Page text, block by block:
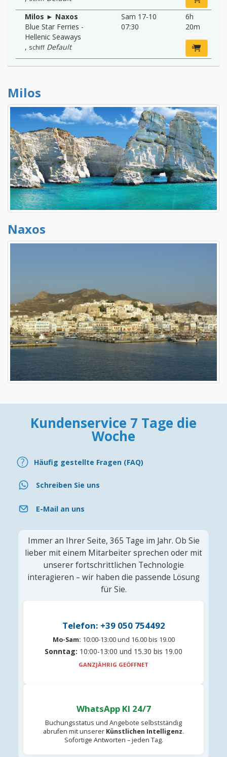
Milos ► Naxos
Blue Star Ferries -
Hellenic Seaways
, schiff Default
Sam 17-10
07:30
6h
20m
Milos
Naxos
Kundenservice 7 Tage die
Woche
Häufig gestellte Fragen (FAQ)
Schreiben Sie uns
E-Mail an uns
Immer an Ihrer Seite, 365 Tage im Jahr. Ob Sie
lieber mit einem Mitarbeiter sprechen oder mit
unserer fortschrittlichen Technologie
interagieren – wir haben die passende Lösung
für Sie.
Telefon: +39 050 754492
Mo-Sam: 10:00-13:00 und 16.00 bis 19.00
Sonntag: 10:00-13:00 und 15.30 bis 19.00
GANZJÄHRIG GEÖFFNET
WhatsApp KI 24/7
Buchungsstatus und Angebote selbstständig
abrufen mit unserer Künstlichen Intelligenz.
Sofortige Antworten – jeden Tag.